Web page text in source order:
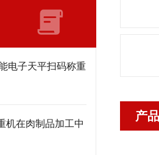
电子天平扫码称重
机在肉制品加工中
产